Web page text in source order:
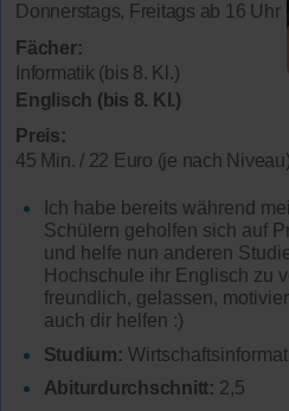
Donnerstags, Freitags ab 16 Uhr
Fächer:
Informatik (bis 8. Kl.)
Englisch (bis 8. Kl.)
Preis:
45 Min. / 22 Euro (je nach Niveau)
Ich habe bereits während
Schülern geholfen sich auf
und helfe nun anderen
Hochschule ihr Englisch zu
freundlich, gelassen,
auch dir helfen :)
Studium:
Abiturdurchschnitt: 2,5